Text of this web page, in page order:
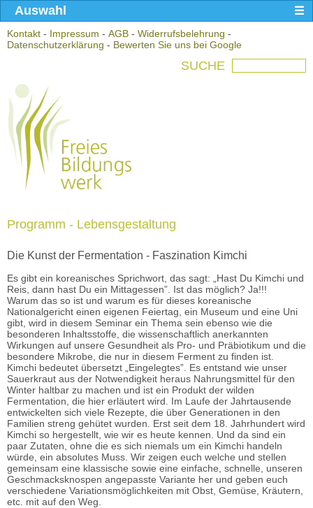
Kontakt - Impressum - AGB - Widerrufsbelehrung -
Datenschutzerklärung - Bewerten Sie uns bei Google
SUCHE
Programm - Lebensgestaltung
Die Kunst der Fermentation - Faszination Kimchi
Es gibt ein koreanisches Sprichwort, das sagt: „Hast Du Kimchi und
Reis, dann hast Du ein Mittagessen”. Ist das möglich? Ja!!!
Warum das so ist und warum es für dieses koreanische
Nationalgericht einen eigenen Feiertag, ein Museum und eine Uni
gibt, wird in diesem Seminar ein Thema sein ebenso wie die
besonderen Inhaltsstoffe, die wissenschaftlich anerkannten
Wirkungen auf unsere Gesundheit als Pro- und Präbiotikum und die
besondere Mikrobe, die nur in diesem Ferment zu finden ist.
Kimchi bedeutet übersetzt „Eingelegtes”. Es entstand wie unser
Sauerkraut aus der Notwendigkeit heraus Nahrungsmittel für den
Winter haltbar zu machen und ist ein Produkt der wilden
Fermentation, die hier erläutert wird. Im Laufe der Jahrtausende
entwickelten sich viele Rezepte, die über Generationen in den
Familien streng gehütet wurden. Erst seit dem 18. Jahrhundert wird
Kimchi so hergestellt, wie wir es heute kennen. Und da sind ein
paar Zutaten, ohne die es sich niemals um ein Kimchi handeln
würde, ein absolutes Muss. Wir zeigen euch welche und stellen
gemeinsam eine klassische sowie eine einfache, schnelle, unseren
Geschmacksknospen angepasste Variante her und geben euch
verschiedene Variationsmöglichkeiten mit Obst, Gemüse, Kräutern,
etc. mit auf den Weg.
Auswahl